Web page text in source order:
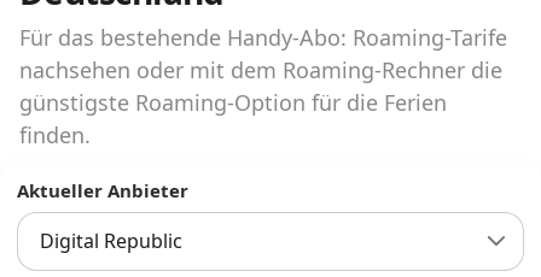
Abos für Tablets, Hotspots und Smart
Watches
Tarifrechner Handy-Abo
Infos
Alle Anbieter
Für das bestehende Handy-Abo: Roaming-Tarife
nachsehen oder mit dem Roaming-Rechner die
günstigste Roaming-Option für die Ferien
finden.
Aktueller Anbieter
Digital Republic